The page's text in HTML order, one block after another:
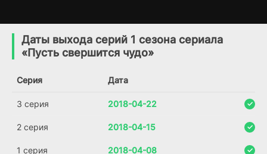
(2023)
Даты выхода серий 1 сезона сериала
«Пусть свершится чудо»
Серия Дата
3 серия 2018-04-22
2 серия 2018-04-15
1 серия 2018-04-08